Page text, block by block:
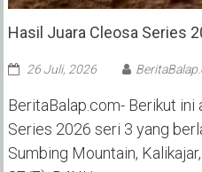
Hasil Juara Cleosa Series
26 Juli, 2026
BeritaBalap.com- Berikut ini
Series 2026 seri 3 yang
Sumbing Mountain,